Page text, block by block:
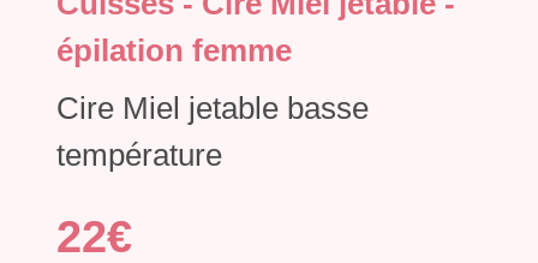
épilation femme
Cire Miel jetable basse
température
22€